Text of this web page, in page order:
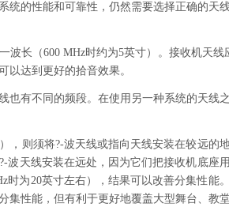
统的性能和可靠性，仍然需要选择正确的天
波长（600 MHz时约为5英寸）。接收机天
以达到更好的拾音效果。
也有不同的频段。在使用另一种系统的天线
，则须将?-波天线或指向天线安装在较远的
天线安装在远处，因为它们把接收机底座用
为20英寸左右），结果可以改善分集性能
性能，但有利于更好地覆盖大型舞台、教堂